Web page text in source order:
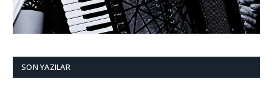
SON YAZILAR